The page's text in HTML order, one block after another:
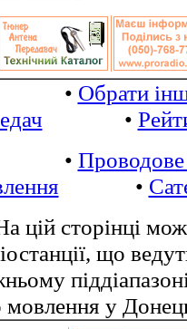
Обрати
•
•
цій сторінці
що
мовлення у